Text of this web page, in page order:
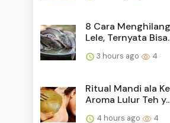
8 Cara
Lele, Ternyata
3 hours ago 4
Ritual Mandi ala
Aroma Lulur Teh
4 hours ago 4